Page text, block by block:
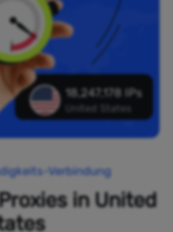
18,247,178 IPs
United States
Verbindung
in United